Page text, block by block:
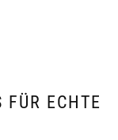
ECHTE